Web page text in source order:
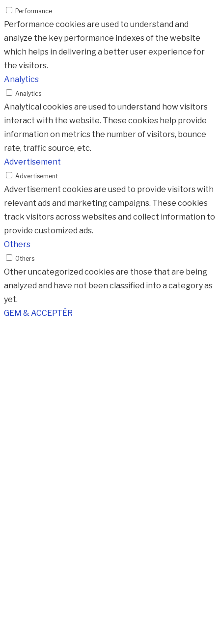
Performance
Performance cookies are used to understand and
analyze the key performance indexes of the website
which helps in delivering a better user experience for
the visitors.
Analytics
Analytics
Analytical cookies are used to understand how visitors
interact with the website. These cookies help provide
information on metrics the number of visitors, bounce
rate, traffic source, etc.
Advertisement
Advertisement
Advertisement cookies are used to provide visitors with
relevant ads and marketing campaigns. These cookies
track visitors across websites and collect information to
provide customized ads.
Others
Others
Other uncategorized cookies are those that are being
analyzed and have not been classified into a category as
yet.
GEM & ACCEPTÈR